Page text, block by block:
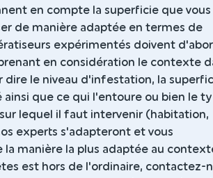
en compte la superficie que vous
de manière adaptée en termes de
expérimentés doivent
en considération le contexte
dire le niveau d'infestation, la
que ce qui l'entoure ou bien le
lequel il faut intervenir (habitation,
experts s'adapteront et vous
manière la plus adaptée au
est hors de l'ordinaire, contactez-